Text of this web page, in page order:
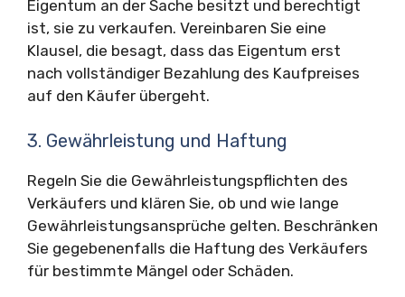
Eigentum an der Sache besitzt und berechtigt
ist, sie zu verkaufen. Vereinbaren Sie eine
Klausel, die besagt, dass das Eigentum erst
nach vollständiger Bezahlung des Kaufpreises
auf den Käufer übergeht.
3. Gewährleistung und Haftung
Regeln Sie die Gewährleistungspflichten des
Verkäufers und klären Sie, ob und wie lange
Gewährleistungsansprüche gelten. Beschränken
Sie gegebenenfalls die Haftung des Verkäufers
für bestimmte Mängel oder Schäden.